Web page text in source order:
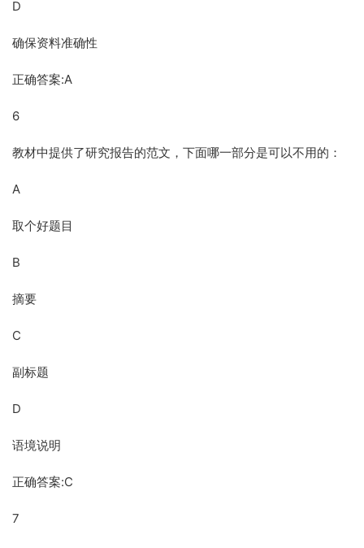
D
确保资料准确性
正确答案:A
6
教材中提供了研究报告的范文，下面哪一部分是可以不用的：
A
取个好题目
B
摘要
C
副标题
D
语境说明
正确答案:C
7